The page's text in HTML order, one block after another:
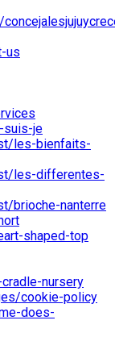
us
suis-je
les-bienfaits-
les-differentes-
brioche-nanterre
shaped-top
nursery
cookie-policy
does-